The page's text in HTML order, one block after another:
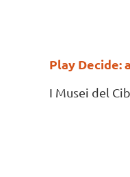
Play Decide:
I Musei del